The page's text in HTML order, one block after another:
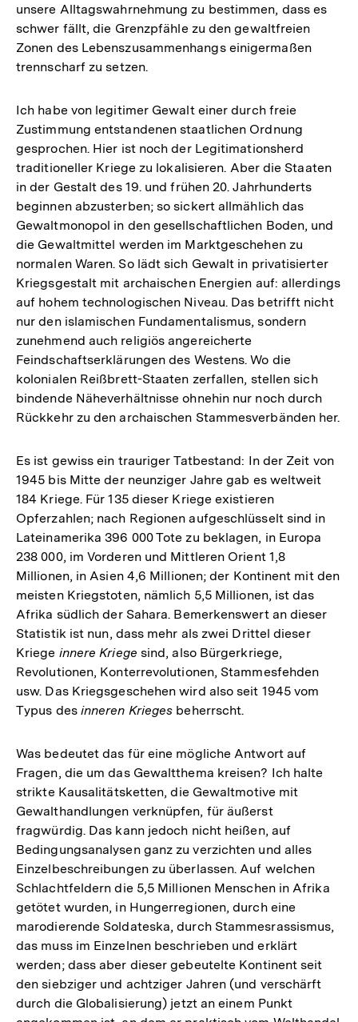
unsere Alltagswahrnehmung zu bestimmen, dass es
schwer fällt, die Grenzpfähle zu den gewaltfreien
Zonen des Lebenszusammenhangs einigermaßen
trennscharf zu setzen.
Ich habe von legitimer Gewalt einer durch freie
Zustimmung entstandenen staatlichen Ordnung
gesprochen. Hier ist noch der Legitimationsherd
traditioneller Kriege zu lokalisieren. Aber die Staaten
in der Gestalt des 19. und frühen 20. Jahrhunderts
beginnen abzusterben; so sickert allmählich das
Gewaltmonopol in den gesellschaftlichen Boden, und
die Gewaltmittel werden im Marktgeschehen zu
normalen Waren. So lädt sich Gewalt in privatisierter
Kriegsgestalt mit archaischen Energien auf: allerdings
auf hohem technologischen Niveau. Das betrifft nicht
nur den islamischen Fundamentalismus, sondern
zunehmend auch religiös angereicherte
Feindschaftserklärungen des Westens. Wo die
kolonialen Reißbrett-Staaten zerfallen, stellen sich
bindende Näheverhältnisse ohnehin nur noch durch
Rückkehr zu den archaischen Stammesverbänden her.
Es ist gewiss ein trauriger Tatbestand: In der Zeit von
1945 bis Mitte der neunziger Jahre gab es weltweit
184 Kriege. Für 135 dieser Kriege existieren
Opferzahlen; nach Regionen aufgeschlüsselt sind in
Lateinamerika 396 000 Tote zu beklagen, in Europa
238 000, im Vorderen und Mittleren Orient 1,8
Millionen, in Asien 4,6 Millionen; der Kontinent mit den
meisten Kriegstoten, nämlich 5,5 Millionen, ist das
Afrika südlich der Sahara. Bemerkenswert an dieser
Statistik ist nun, dass mehr als zwei Drittel dieser
Kriege innere Kriege sind, also Bürgerkriege,
Revolutionen, Konterrevolutionen, Stammesfehden
usw. Das Kriegsgeschehen wird also seit 1945 vom
Typus des inneren Krieges beherrscht.
Was bedeutet das für eine mögliche Antwort auf
Fragen, die um das Gewaltthema kreisen? Ich halte
strikte Kausalitätsketten, die Gewaltmotive mit
Gewalthandlungen verknüpfen, für äußerst
fragwürdig. Das kann jedoch nicht heißen, auf
Bedingungsanalysen ganz zu verzichten und alles
Einzelbeschreibungen zu überlassen. Auf welchen
Schlachtfeldern die 5,5 Millionen Menschen in Afrika
getötet wurden, in Hungerregionen, durch eine
marodierende Soldateska, durch Stammesrassismus,
das muss im Einzelnen beschrieben und erklärt
werden; dass aber dieser gebeutelte Kontinent seit
den siebziger und achtziger Jahren (und verschärft
durch die Globalisierung) jetzt an einem Punkt